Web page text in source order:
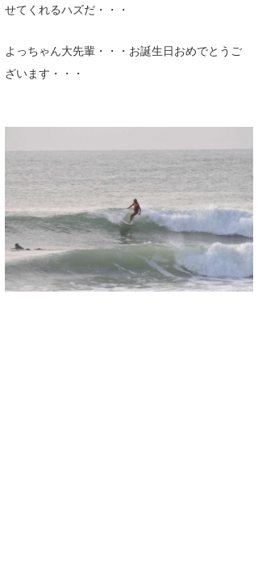
せてくれるハズだ・・・
よっちゃん大先輩・・・お誕生日おめでとうご
ざいます・・・